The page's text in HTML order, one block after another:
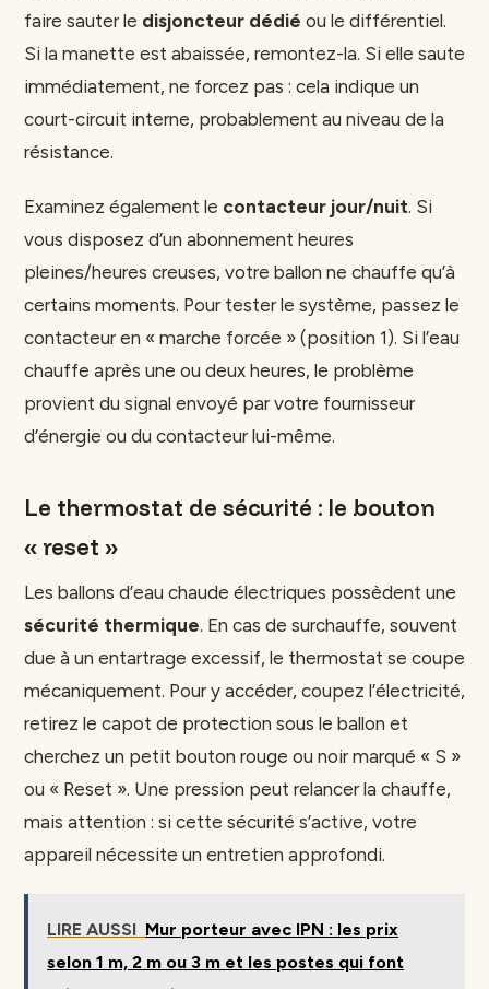
faire sauter le disjoncteur dédié ou le différentiel.
Si la manette est abaissée, remontez-la. Si elle saute
immédiatement, ne forcez pas : cela indique un
court-circuit interne, probablement au niveau de la
résistance.
Examinez également le contacteur jour/nuit. Si
vous disposez d’un abonnement heures
pleines/heures creuses, votre ballon ne chauffe qu’à
certains moments. Pour tester le système, passez le
contacteur en « marche forcée » (position 1). Si l’eau
chauffe après une ou deux heures, le problème
provient du signal envoyé par votre fournisseur
d’énergie ou du contacteur lui-même.
Le thermostat de sécurité : le bouton
« reset »
Les ballons d’eau chaude électriques possèdent une
sécurité thermique. En cas de surchauffe, souvent
due à un entartrage excessif, le thermostat se coupe
mécaniquement. Pour y accéder, coupez l’électricité,
retirez le capot de protection sous le ballon et
cherchez un petit bouton rouge ou noir marqué « S »
ou « Reset ». Une pression peut relancer la chauffe,
mais attention : si cette sécurité s’active, votre
appareil nécessite un entretien approfondi.
LIRE AUSSI Mur porteur avec IPN : les prix
selon 1 m, 2 m ou 3 m et les postes qui font